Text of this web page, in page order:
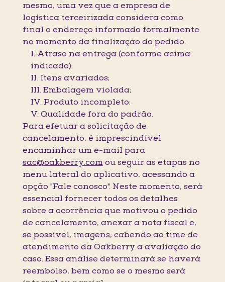
mesmo, uma vez que a empresa de
logística terceirizada considera como
final o endereço informado formalmente
no momento da finalização do pedido.
I. Atraso na entrega (conforme acima
indicado);
II. Itens avariados;
III. Embalagem violada;
IV. Produto incompleto;
V. Qualidade fora do padrão.
Para efetuar a solicitação de
cancelamento, é imprescindível
encaminhar um e-mail para
sac@oakberry.com ou seguir as etapas no
menu lateral do aplicativo, acessando a
opção "Fale conosco". Neste momento, será
essencial fornecer todos os detalhes
sobre a ocorrência que motivou o pedido
de cancelamento, anexar a nota fiscal e,
se possível, imagens, cabendo ao time de
atendimento da Oakberry a avaliação do
caso. Essa análise determinará se haverá
reembolso, bem como se o mesmo será